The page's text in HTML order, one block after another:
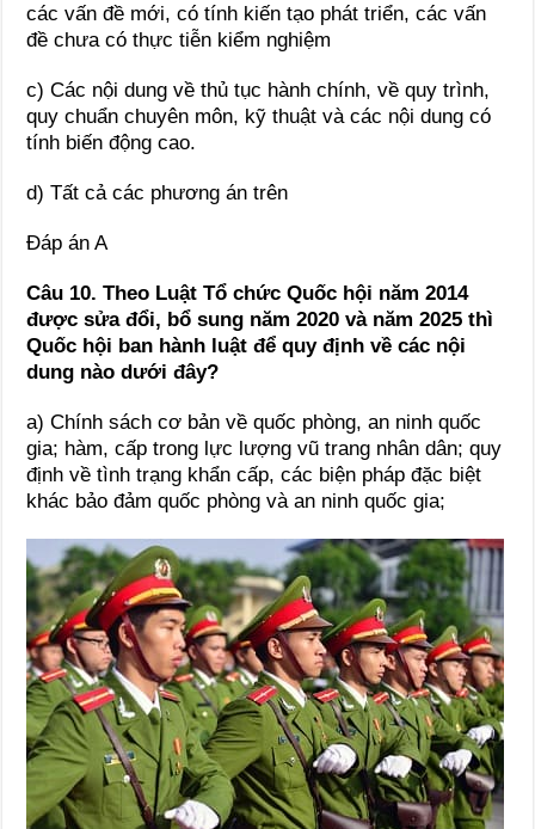
các vấn đề mới, có tính kiến tạo phát triển, các vấn
đề chưa có thực tiễn kiểm nghiệm
c) Các nội dung về thủ tục hành chính, về quy trình,
quy chuẩn chuyên môn, kỹ thuật và các nội dung có
tính biến động cao.
d) Tất cả các phương án trên
Đáp án A
Câu 10.Theo Luật Tổ chức Quốc hội năm 2014
được sửa đổi, bổ sung năm 2020 và năm 2025thì
Quốc hội ban hành luật để quy định về các nội
dung nào dưới đây?
a) Chính sách cơ bản về quốc phòng, an ninh quốc
gia; hàm, cấp trong lực lượng vũ trang nhân dân; quy
định về tình trạng khẩn cấp, các biện pháp đặc biệt
khác bảo đảm quốc phòng và an ninh quốc gia;